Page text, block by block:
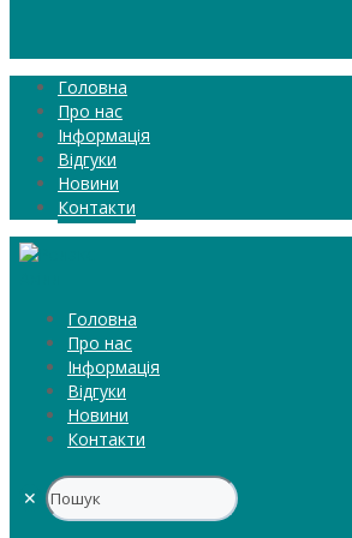
Головна
Про нас
Інформація
Відгуки
Новини
Контакти
Головна
Про нас
Інформація
Відгуки
Новини
Контакти
✕